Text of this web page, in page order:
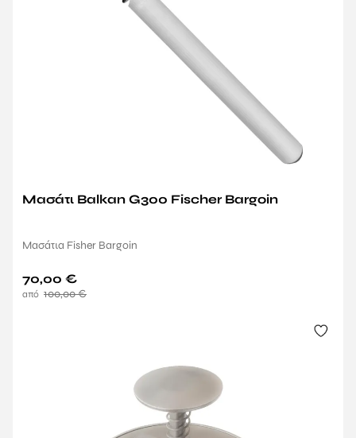
Μασάτι Balkan G300 Fischer Bargoin
Μασάτια Fisher Bargoin
100,00€
70,00 €